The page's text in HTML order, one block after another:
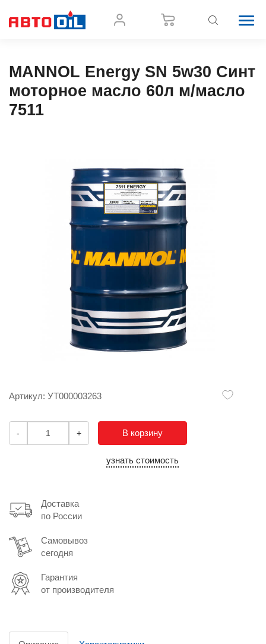
MANNOL Energy SN 5w30 Синт
моторное масло 60л м/масло
7511
Артикул: УТ000003263
- + В корзину
узнать стоимость
Доставка
по России
Самовывоз
сегодня
Гарантия
от производителя